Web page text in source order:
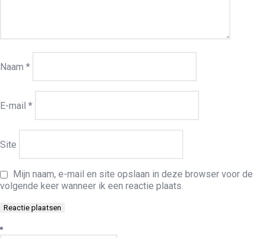
Naam *
E-mail *
Site
Mijn naam, e-mail en site opslaan in deze browser voor de
volgende keer wanneer ik een reactie plaats.